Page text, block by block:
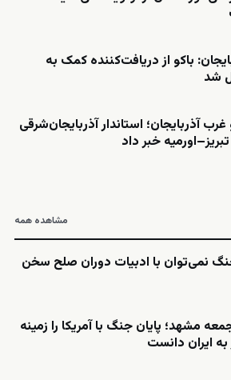
باکو از دریافت‌کننده کمک به
شد
آذربایجان؛ استاندار آذربایجان‌شرقی
خبر داد
مشاهده همه
نمی‌توان با ادبیات دوران صلح سخن
مشهد؛ پایان جنگ با آمریکا را زمینه
ایران دانست